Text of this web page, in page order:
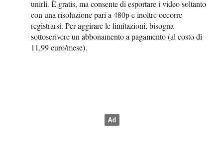
unirli. È gratis, ma consente di esportare i video soltanto
con una risoluzione pari a 480p e inoltre occorre
registrarsi. Per aggirare le limitazioni, bisogna
sottoscrivere un abbonamento a pagamento (al costo di
11,99 euro/mese).